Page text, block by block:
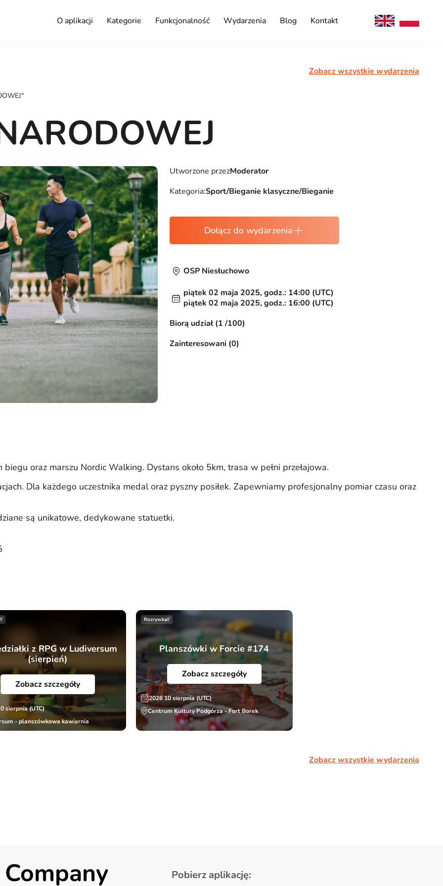
O aplikacji Kategorie Funkcjonalność Wydarzenia Blog Kontakt
Zobacz wszystkie wydarzenia
Utworzone przezModerator
Kategoria:Sport/Bieganie klasyczne/Bieganie
Dołącz do wydarzenia
OSP Niesłuchowo
piątek 02 maja 2025, godz.: 14:00 (UTC)
piątek 02 maja 2025, godz.: 16:00 (UTC)
Biorą udział (1 /100)
Zainteresowani (0)
oraz marszu Nordic Walking. Dystans około 5km, trasa w pełni przełajowa.
Dla każdego uczestnika medal oraz pyszny posiłek. Zapewniamy profesjonalny pomiar czasu oraz
są unikatowe, dedykowane statuetki.
z RPG w Ludiversum
(sierpień)
Zobacz szczegóły
sierpnia (UTC)
- planszówkowa kawiarnia
Rozrywka//
Planszówki w Forcie #174
Zobacz szczegóły
2026 10 sierpnia (UTC)
Centrum Kultury Podgórza - Fort Borek
Zobacz wszystkie wydarzenia
Pobierz aplikację: